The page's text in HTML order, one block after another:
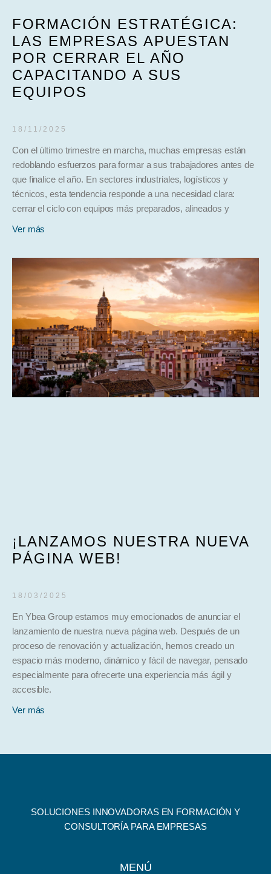
FORMACIÓN ESTRATÉGICA:
LAS EMPRESAS APUESTAN
POR CERRAR EL AÑO
CAPACITANDO A SUS
EQUIPOS
18/11/2025
Con el último trimestre en marcha, muchas empresas están
redoblando esfuerzos para formar a sus trabajadores antes de
que finalice el año. En sectores industriales, logísticos y
técnicos, esta tendencia responde a una necesidad clara:
cerrar el ciclo con equipos más preparados, alineados y
Ver más
¡LANZAMOS NUESTRA NUEVA
PÁGINA WEB!
18/03/2025
En Ybea Group estamos muy emocionados de anunciar el
lanzamiento de nuestra nueva página web. Después de un
proceso de renovación y actualización, hemos creado un
espacio más moderno, dinámico y fácil de navegar, pensado
especialmente para ofrecerte una experiencia más ágil y
accesible.
Ver más
SOLUCIONES INNOVADORAS EN FORMACIÓN Y
CONSULTORÍA PARA EMPRESAS
MENÚ